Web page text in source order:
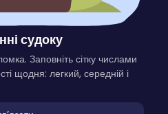
судоку
Заповніть сітку числами
щодня: легкий, середній і